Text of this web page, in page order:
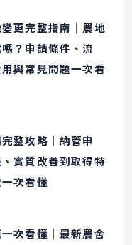
更完整指南｜農地
？申請條件、流
與常見問題一次看
整攻略｜納管申
實質改善到取得特
次看懂
次看懂｜最新農舍